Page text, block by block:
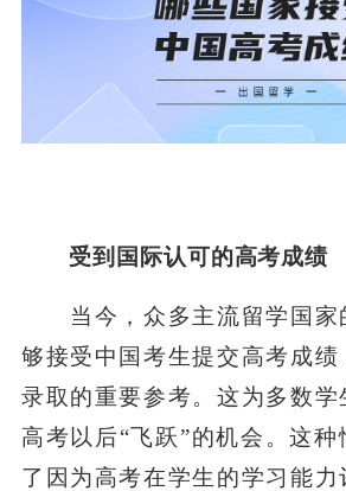
受到国际认可的高考成绩
当今，众多主流留学国家
够接受中国考生提交高考成绩
录取的重要参考。这为多数学
高考以后“飞跃”的机会。这
了因为高考在学生的学习能